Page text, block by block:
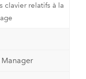
clavier relatifs à la